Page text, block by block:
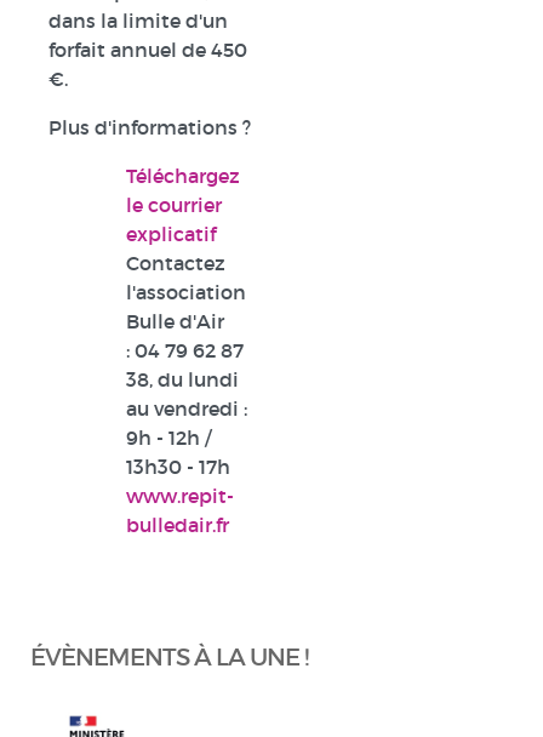
dans la limite d'un
forfait annuel de 450
€.
Plus d'informations ?
Téléchargez
le courrier
explicatif
Contactez
l'association
Bulle d'Air
: 04 79 62 87
38, du lundi
au vendredi :
9h - 12h /
13h30 - 17h
www.repit-
bulledair.fr
ÉVÈNEMENTS À LA UNE !